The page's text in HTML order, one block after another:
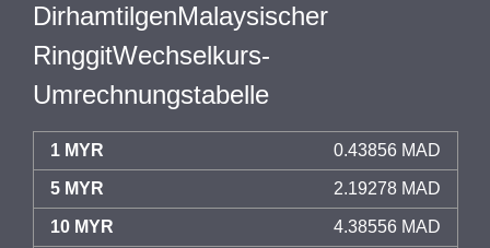
DirhamtilgenMalaysischer
RinggitWechselkurs-
Umrechnungstabelle
1 MYR 0.43856 MAD
5 MYR 2.19278 MAD
10 MYR 4.38556 MAD